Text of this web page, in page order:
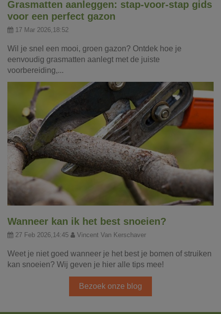
Grasmatten aanleggen: stap-voor-stap gids
voor een perfect gazon
17 Mar 2026,18:52
Wil je snel een mooi, groen gazon? Ontdek hoe je
eenvoudig grasmatten aanlegt met de juiste
voorbereiding,...
Wanneer kan ik het best snoeien?
27 Feb 2026,14:45 Vincent Van Kerschaver
Weet je niet goed wanneer je het best je bomen of struiken
kan snoeien? Wij geven je hier alle tips mee!
Bezoek onze blog